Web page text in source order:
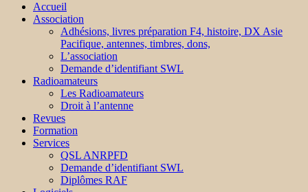
Accueil
Association
Adhésions, livres préparation F4, histoire, DX Asie
Pacifique, antennes, timbres, dons,
L’association
Demande d’identifiant SWL
Radioamateurs
Les Radioamateurs
Droit à l’antenne
Revues
Formation
Services
QSL ANRPFD
Demande d’identifiant SWL
Diplômes RAF